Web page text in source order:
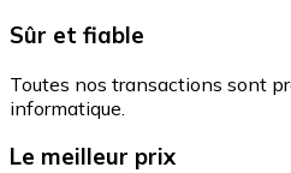
Sûr et fiable
Toutes nos transactions sont
informatique.
Le meilleur prix